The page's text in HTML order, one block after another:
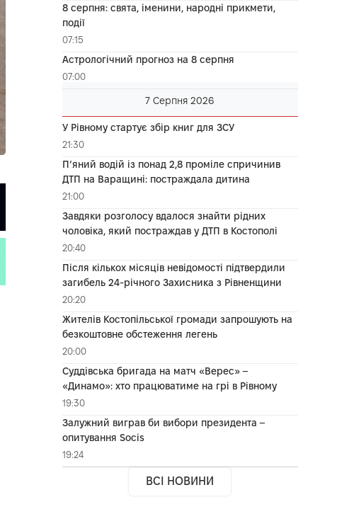
8 серпня: свята, іменини, народні прикмети,
події
07:15
Астрологічний прогноз на 8 серпня
07:00
7 Серпня 2026
У Рівному стартує збір книг для ЗСУ
21:30
П’яний водій із понад 2,8 проміле спричинив
ДТП на Варащині: постраждала дитина
21:00
Завдяки розголосу вдалося знайти рідних
чоловіка, який постраждав у ДТП в Костополі
20:40
Після кількох місяців невідомості підтвердили
загибель 24-річного Захисника з Рівненщини
20:20
Жителів Костопільської громади запрошують на
безкоштовне обстеження легень
20:00
Суддівська бригада на матч «Верес» –
«Динамо»: хто працюватиме на грі в Рівному
19:30
Залужний виграв би вибори президента –
опитування Socis
19:24
ВСІ НОВИНИ